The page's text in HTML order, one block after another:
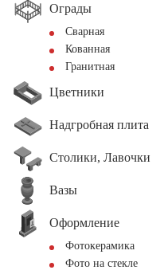
Ограды
Сварная
Кованная
Гранитная
Цветники
Надгробная плита
Столики, Лавочки
Вазы
Оформление
Фотокерамика
Фото на стекле